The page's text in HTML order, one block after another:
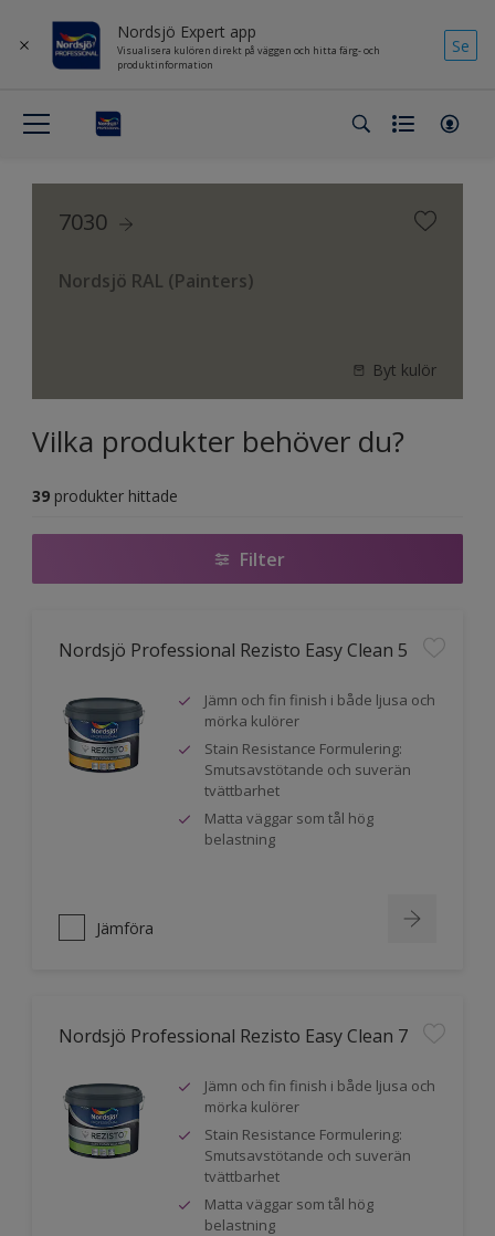
Nordsjö Expert app
Visualisera kulören direkt på väggen och hitta färg- och
produktinformation
Se
7030
Nordsjö RAL (Painters)
Byt kulör
Vilka produkter behöver du?
39 produkter hittade
Filter
Nordsjö Professional Rezisto Easy Clean 5
Jämn och fin finish i både ljusa och
mörka kulörer
Stain Resistance Formulering:
Smutsavstötande och suverän
tvättbarhet
Matta väggar som tål hög
belastning
Jämföra
Nordsjö Professional Rezisto Easy Clean 7
Jämn och fin finish i både ljusa och
mörka kulörer
Stain Resistance Formulering:
Smutsavstötande och suverän
tvättbarhet
Matta väggar som tål hög
belastning